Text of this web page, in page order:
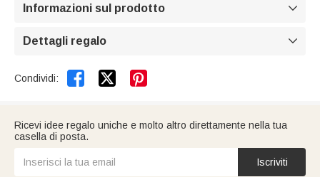
Informazioni sul prodotto 
Dettagli regalo 
Condividi:  
Ricevi idee regalo uniche e molto altro direttamente nella tua
casella di posta.
Iscriviti